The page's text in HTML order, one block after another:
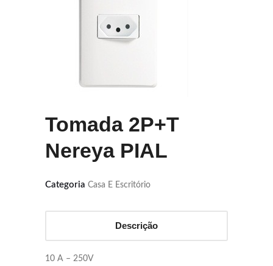
Tomada 2P+T
Nereya PIAL
Categoria Casa E Escritório
Descrição
10 A – 250V